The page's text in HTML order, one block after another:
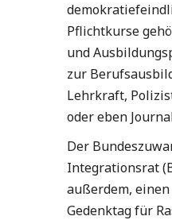
Pflichtkurse
und
zur
Lehrkraft,
oder eben
Der
Integrationsrat
außerdem,
Gedenktag für